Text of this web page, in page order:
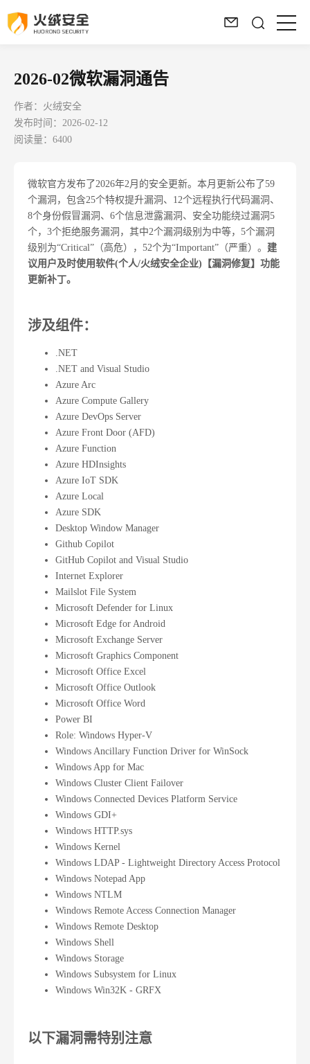
2026-02微软漏洞通告
作者：火绒安全
发布时间：2026-02-12
阅读量：6400
微软官方发布了2026年2月的安全更新。本月更新公布了59
个漏洞，包含25个特权提升漏洞、12个远程执行代码漏洞、
8个身份假冒漏洞、6个信息泄露漏洞、安全功能绕过漏洞5
个，3个拒绝服务漏洞，其中2个漏洞级别为中等，5个漏洞
级别为“Critical”（高危），52个为“Important”（严重）。 建
议用户及时使用软件(个人/火绒安全企业)【漏洞修复】功能
更新补丁。
涉及组件：
.NET
.NET and Visual Studio
Azure Arc
Azure Compute Gallery
Azure DevOps Server
Azure Front Door (AFD)
Azure Function
Azure HDInsights
Azure IoT SDK
Azure Local
Azure SDK
Desktop Window Manager
Github Copilot
GitHub Copilot and Visual Studio
Internet Explorer
Mailslot File System
Microsoft Defender for Linux
Microsoft Edge for Android
Microsoft Exchange Server
Microsoft Graphics Component
Microsoft Office Excel
Microsoft Office Outlook
Microsoft Office Word
Power BI
Role: Windows Hyper-V
Windows Ancillary Function Driver for WinSock
Windows App for Mac
Windows Cluster Client Failover
Windows Connected Devices Platform Service
Windows GDI+
Windows HTTP.sys
Windows Kernel
Windows LDAP - Lightweight Directory Access Protocol
Windows Notepad App
Windows NTLM
Windows Remote Access Connection Manager
Windows Remote Desktop
Windows Shell
Windows Storage
Windows Subsystem for Linux
Windows Win32K - GRFX
以下漏洞需特别注意